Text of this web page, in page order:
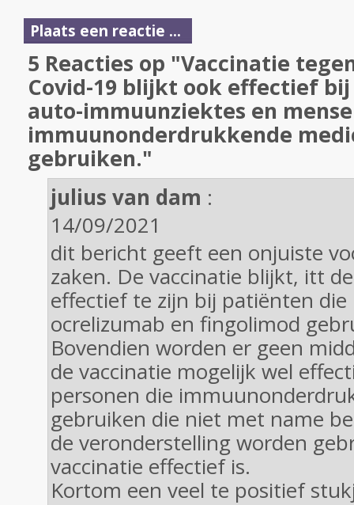
Plaats een reactie ...
5 Reacties op "Vaccinatie
Covid-19 blijkt ook effectief
auto-immuunziektes en
immuunonderdrukkende
gebruiken."
julius van dam :
14/09/2021
dit bericht geeft een onjuiste
zaken. De vaccinatie blijkt, itt
effectief te zijn bij patiënten
ocrelizumab en fingolimod
Bovendien worden er geen
de vaccinatie mogelijk wel
personen die
gebruiken die niet met name
de veronderstelling worden
vaccinatie effectief is.
Kortom een veel te positief